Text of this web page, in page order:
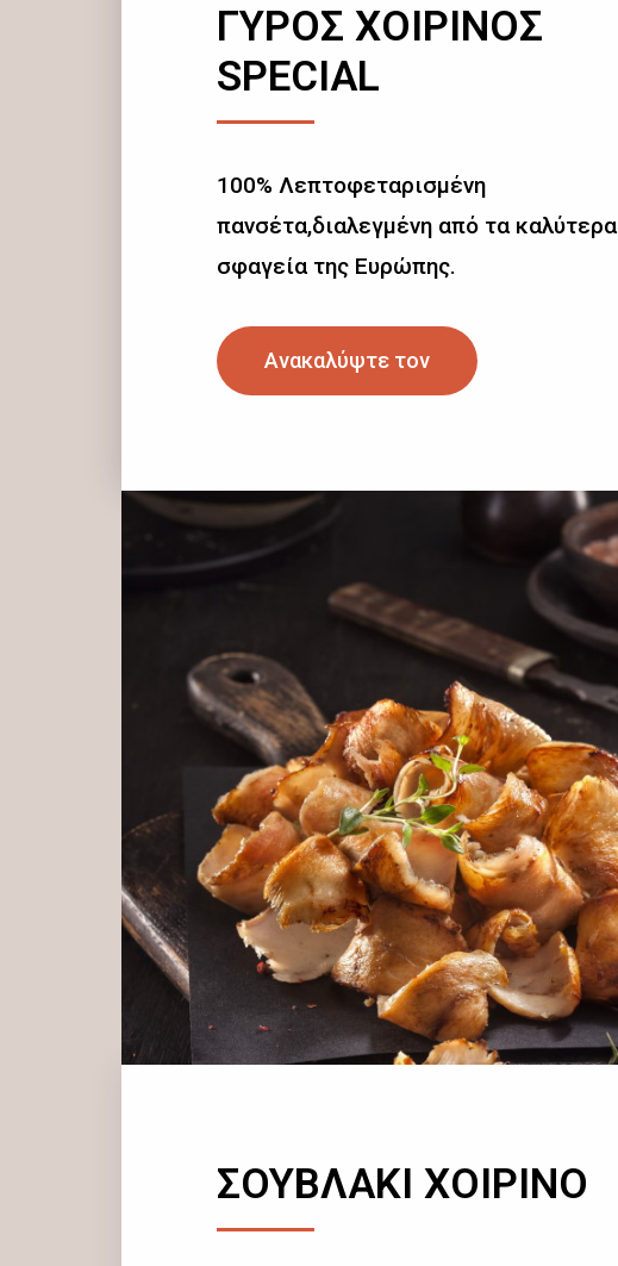
ΓΥΡΟΣ ΧΟΙΡΙΝΟΣ
SPECIAL
100% Λεπτοφεταρισμένη
πανσέτα,διαλεγμένη από τα καλύτερα
σφαγεία της Ευρώπης.
Ανακαλύψτε τον
ΣΟΥΒΛΑΚΙ ΧΟΙΡΙΝΟ